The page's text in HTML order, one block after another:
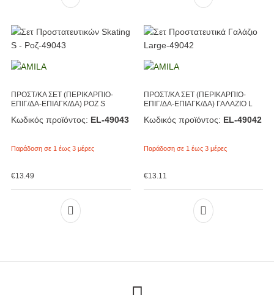
ΠΡΟΣΤ/ΚΑ ΣΕΤ (ΠΕΡΙΚΑΡΠΙΟ-
ΕΠΙΓ/ΔΑ-ΕΠΙΑΓΚ/ΔΑ) ΡΟΖ S
Κωδικός προϊόντος: EL-49043
Παράδοση σε 1 έως 3 μέρες
€13.49
ΠΡΟΣΤ/ΚΑ ΣΕΤ (ΠΕΡΙΚΑΡΠΙΟ-
ΕΠΙΓ/ΔΑ-ΕΠΙΑΓΚ/ΔΑ) ΓΑΛΑΖΙΟ L
Κωδικός προϊόντος: EL-49042
Παράδοση σε 1 έως 3 μέρες
€13.11